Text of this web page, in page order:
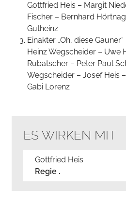
Gottfried Heis – Margit
Fischer – Bernhard
Gutheinz
Einakter „Oh, diese Gauner“
Heinz Wegscheider – Uwe
Rubatscher – Peter Paul
Wegscheider – Josef Heis
Gabi Lorenz
ES WIRKEN MIT
Gottfried Heis
Regie .